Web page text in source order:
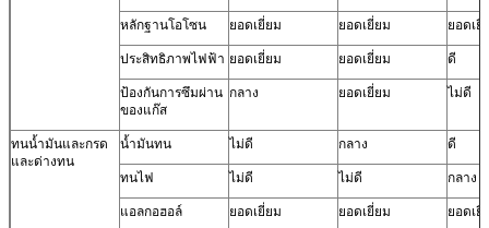
หลักฐานโอโซน ยอดเยี่ยม ยอดเยี่ยม ยอดเยี่
ประสิทธิภาพไฟฟ้า ยอดเยี่ยม ยอดเยี่ยม ดี
ป้องกันการซึมผ่าน
ของแก๊ส
กลาง ยอดเยี่ยม ไม่ดี
ทนน้ำมันและกรด
และด่างทน
น้ำมันทน ไม่ดี กลาง ดี
ทนไฟ ไม่ดี ไม่ดี กลาง
แอลกอฮอล์ ยอดเยี่ยม ยอดเยี่ยม ยอดเยี่